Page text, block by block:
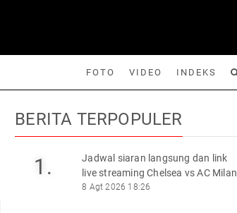
FOTO VIDEO INDEKS
Foto
BERITA TERPOPULER
1.
Jadwal siaran langsung dan link
live streaming Chelsea vs AC Milan
8 Agt 2026 18:26